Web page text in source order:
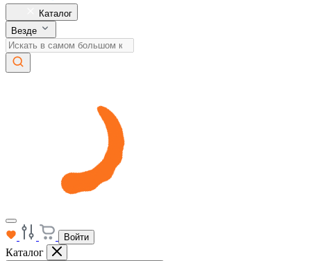
Каталог
Везде
Войти
Каталог